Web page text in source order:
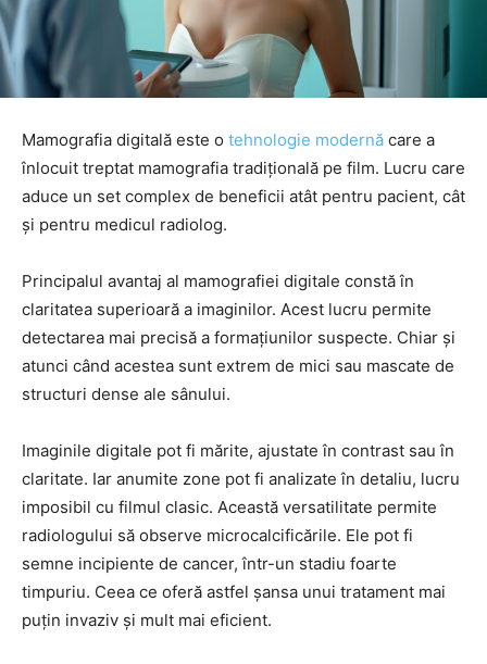
Mamografia digitală este o tehnologie modernă care a
înlocuit treptat mamografia tradițională pe film. Lucru care
aduce un set complex de beneficii atât pentru pacient, cât
și pentru medicul radiolog.
Principalul avantaj al mamografiei digitale constă în
claritatea superioară a imaginilor. Acest lucru permite
detectarea mai precisă a formațiunilor suspecte. Chiar și
atunci când acestea sunt extrem de mici sau mascate de
structuri dense ale sânului.
Imaginile digitale pot fi mărite, ajustate în contrast sau în
claritate. Iar anumite zone pot fi analizate în detaliu, lucru
imposibil cu filmul clasic. Această versatilitate permite
radiologului să observe microcalcificările. Ele pot fi
semne incipiente de cancer, într-un stadiu foarte
timpuriu. Ceea ce oferă astfel șansa unui tratament mai
puțin invaziv și mult mai eficient.